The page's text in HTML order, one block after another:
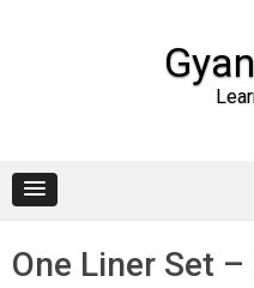
One Liner Set